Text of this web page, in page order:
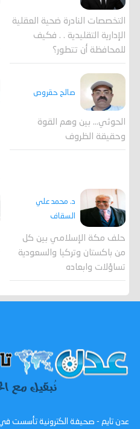
التخصصات النادرة ضحية العقلية
الإدارية التقليدية . . فكيف
للمحافظة أن تتطور؟
صالح حقروص
الحوثي... بين وهم القوة
وحقيقة الظروف
د. محمد علي
السقاف
حلف مكة الإسلامي بين كل
من باكستان وتركيا والسعودية
تساؤلات وابعاده